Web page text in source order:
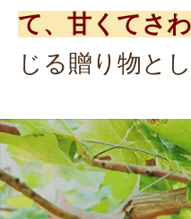
て、甘くてさ
じる贈り物と